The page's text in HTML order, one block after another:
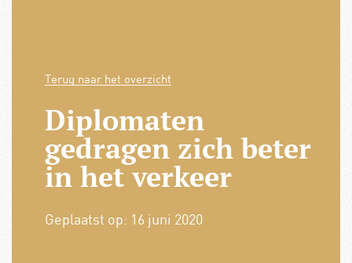
Terug naar het overzicht
Diplomaten
gedragen zich beter
in het verkeer
Geplaatst op: 16 juni 2020